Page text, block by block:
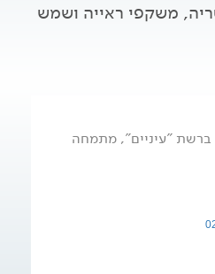
משקפי ראייה ושמש
ברשת "עיניים", מתמחה